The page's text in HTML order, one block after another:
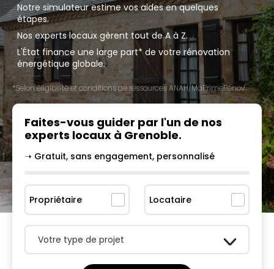
Notre simulateur estime vos aides en quelques
étapes.
Nos experts locaux gèrent tout de A à Z.
L'État finance une large part* de votre rénovation
énergétique globale.
*Selon éligibilité et conditions de ressources ANAH/MaPrimeRénov'.
Faites-vous guider par l'un de nos
experts locaux à Grenoble.
➝ Gratuit, sans engagement, personnalisé
Propriétaire Locataire
Votre type de projet